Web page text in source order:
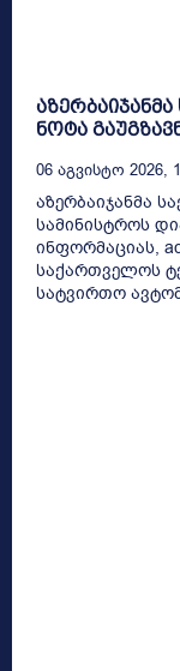
ნოტა
06 Აგვისტო 2026,
აზერბაიჯანმა
სამინისტროს
ინფორმაციას,
საქართველოს
სატვირთო